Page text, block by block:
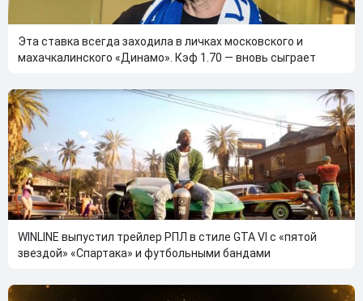
Эта ставка всегда заходила в личках московского и
махачкалинского «Динамо». Кэф 1.70 — вновь сыграет
WINLINE выпустил трейлер РПЛ в стиле GTA VI с «пятой
звездой» «Спартака» и футбольными бандами